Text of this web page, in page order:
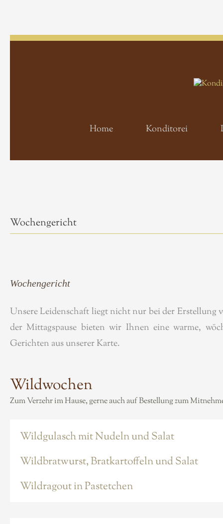
Home Konditorei
Wochengericht
Wochengericht
Unsere Leidenschaft liegt nicht nur bei der Erstellung
der Mittagspause bieten wir Ihnen eine warme,
Gerichten aus unserer Karte.
Wildwochen
Zum Verzehr im Hause, gerne auch auf Bestellung zum
Wildgulasch mit Nudeln und Salat
Wildbratwurst, Bratkartoffeln und Salat
Wildragout in Pastetchen